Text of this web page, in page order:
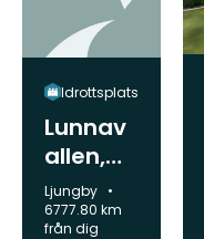
Idrottsplats
Lunnav
allen,
idrottsp
lats
Kommun:
Ljungby
6777.80 km
från dig